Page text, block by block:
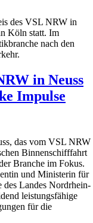
des VSL NRW in
Köln statt. Im
nach den
in Neuss
Impulse
das vom VSL NRW
Binnenschifffahrt
Branche im Fokus.
und Ministerin für
Landes Nordrhein-
leistungsfähige
für die